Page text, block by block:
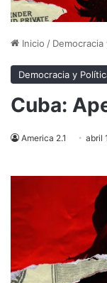
Inicio / Democracia
Democracia y
Cuba:
America 2.1 abril